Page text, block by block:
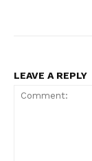
LEAVE A REPLY